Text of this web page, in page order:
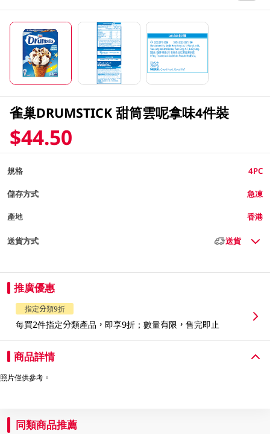
雀巢DRUMSTICK 甜筒雲呢拿味4件裝
$44.50
規格 4PC
儲存方式 急凍
產地 香港
送貨方式 送貨
推廣優惠
指定分類9折
每買2件指定分類產品，即享9折；數量有限，售完即止
商品詳情
照片僅供參考。
同類商品推薦